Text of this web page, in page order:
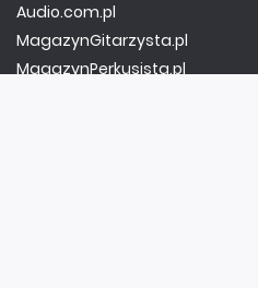
Audio.com.pl
MagazynGitarzysta.pl
MagazynPerkusista.pl